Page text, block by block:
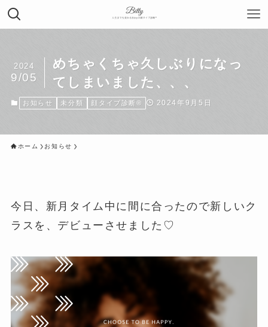
めちゃくちゃ久しぶりになっ
てしまいました、、、
2024
9/05
お知らせ 未分類 顔タイプ診断®︎ 2024年9月5日
ホーム お知らせ
今日、新月タイム中に間に合ったので新しいク
ラスを、デビューさせました♡